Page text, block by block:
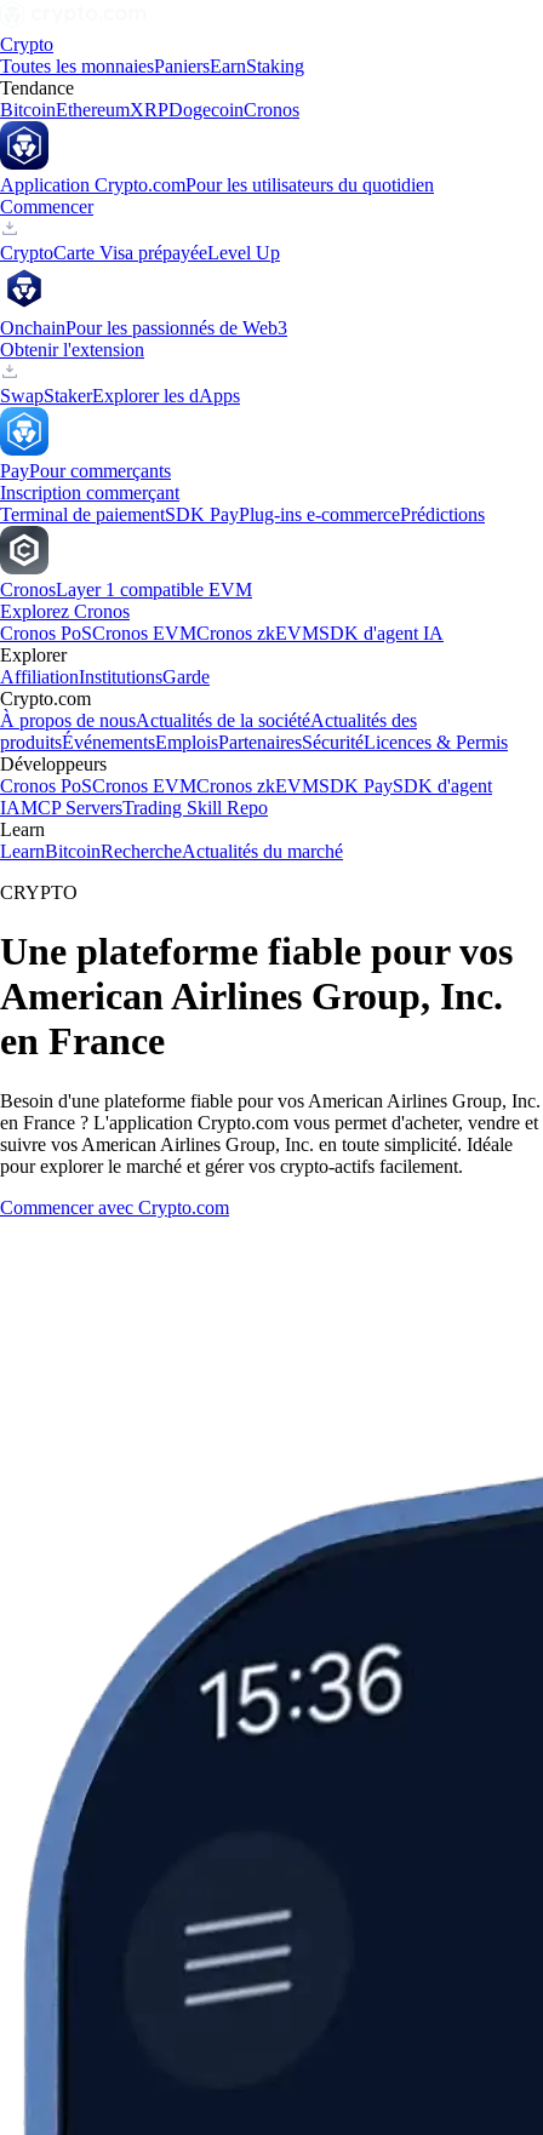
Crypto
Toutes les monnaiesPaniersEarnStaking
Tendance
BitcoinEthereumXRPDogecoinCronos
Application Crypto.comPour les utilisateurs du quotidien
Commencer
CryptoCarte Visa prépayéeLevel Up
OnchainPour les passionnés de Web3
Obtenir l'extension
SwapStakerExplorer les dApps
PayPour commerçants
Inscription commerçant
Terminal de paiementSDK PayPlug-ins e-commercePrédictions
CronosLayer 1 compatible EVM
Explorez Cronos
Cronos PoSCronos EVMCronos zkEVMSDK d'agent IA
Explorer
AffiliationInstitutionsGarde
Crypto.com
À propos de nousActualités de la sociétéActualités des
produitsÉvénementsEmploisPartenairesSécuritéLicences & Permis
Développeurs
Cronos PoSCronos EVMCronos zkEVMSDK PaySDK d'agent
IAMCP ServersTrading Skill Repo
Learn
LearnBitcoinRechercheActualités du marché
CRYPTO
Une plateforme fiable pour vos
American Airlines Group, Inc.
en France
Besoin d'une plateforme fiable pour vos American Airlines Group, Inc.
en France ? L'application Crypto.com vous permet d'acheter, vendre et
suivre vos American Airlines Group, Inc. en toute simplicité. Idéale
pour explorer le marché et gérer vos crypto-actifs facilement.
Commencer avec Crypto.com